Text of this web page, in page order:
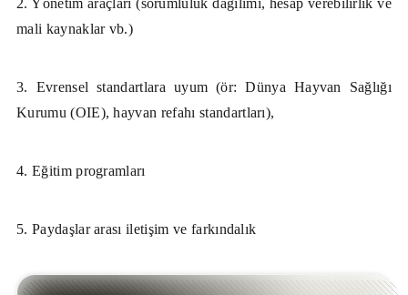
2. Yönetim araçları (sorumluluk dağılımı, hesap verebilirlik ve
mali kaynaklar vb.)
3. Evrensel standartlara uyum (ör: Dünya Hayvan Sağlığı
Kurumu (OIE), hayvan refahı standartları),
4. Eğitim programları
5. Paydaşlar arası iletişim ve farkındalık